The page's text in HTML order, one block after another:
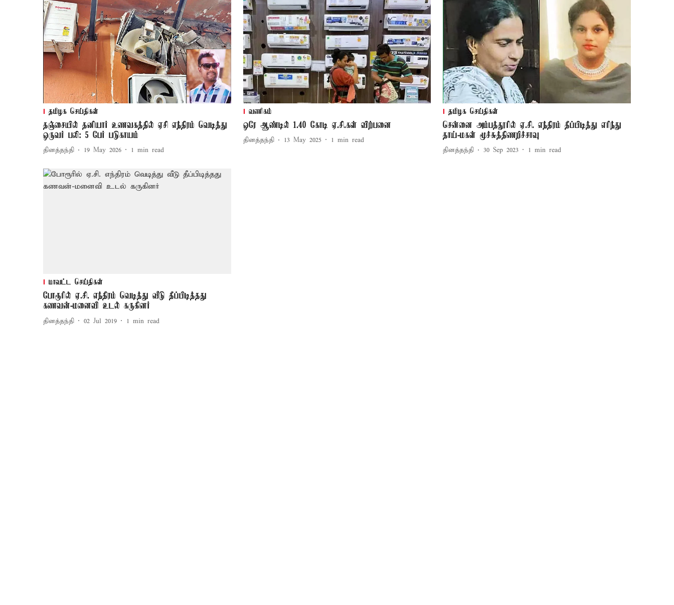
தமிழக செய்திகள்
தஞ்சையில் தனியார் உணவகத்தில் ஏசி எந்திரம் வெடித்து
ஒருவர் பலி: 5 பேர் படுகாயம்
தினத்தந்தி 19 May 2026 1 min read
வணிகம்
ஒரே ஆண்டில் 1.40 கோடி ஏ.சி.கள் விற்பனை
தினத்தந்தி 13 May 2025 1 min read
தமிழக செய்திகள்
சென்னை அம்பத்தூரில் ஏ.சி. எந்திரம் தீப்பிடித்து எரிந்து
தாய்-மகள் மூச்சுத்திணறிச்சாவு
தினத்தந்தி 30 Sep 2023 1 min read
மாவட்ட செய்திகள்
போரூரில் ஏ.சி. எந்திரம் வெடித்து வீடு தீப்பிடித்தது
கணவன்-மனைவி உடல் கருகினர்
தினத்தந்தி 02 Jul 2019 1 min read